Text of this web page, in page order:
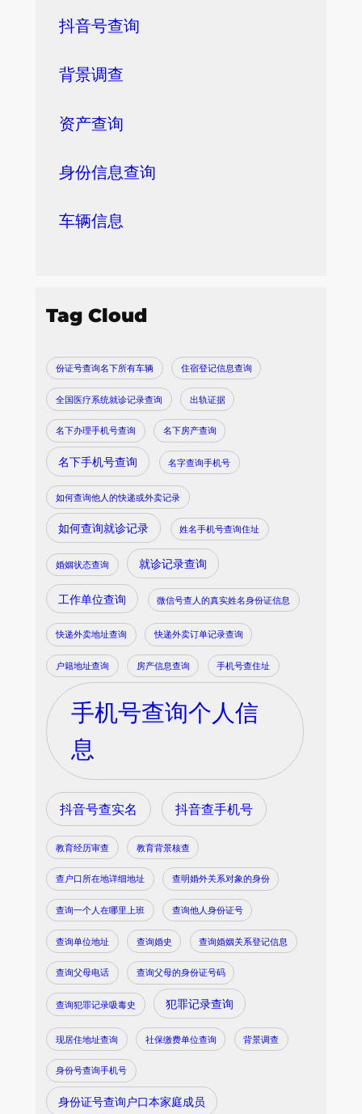
抖音号查询
背景调查
资产查询
身份信息查询
车辆信息
Tag Cloud
份证号查询名下所有车辆 住宿登记信息查询
全国医疗系统就诊记录查询 出轨证据
名下办理手机号查询 名下房产查询
名下手机号查询 名字查询手机号
如何查询他人的快递或外卖记录
如何查询就诊记录 姓名手机号查询住址
婚姻状态查询 就诊记录查询
工作单位查询 微信号查人的真实姓名身份证信息
快递外卖地址查询 快递外卖订单记录查询
户籍地址查询 房产信息查询 手机号查住址
手机号查询个人信
息
抖音号查实名 抖音查手机号
教育经历审查 教育背景核查
查户口所在地详细地址 查明婚外关系对象的身份
查询一个人在哪里上班 查询他人身份证号
查询单位地址 查询婚史 查询婚姻关系登记信息
查询父母电话 查询父母的身份证号码
查询犯罪记录吸毒史 犯罪记录查询
现居住地址查询 社保缴费单位查询 背景调查
身份号查询手机号
身份证号查询户口本家庭成员